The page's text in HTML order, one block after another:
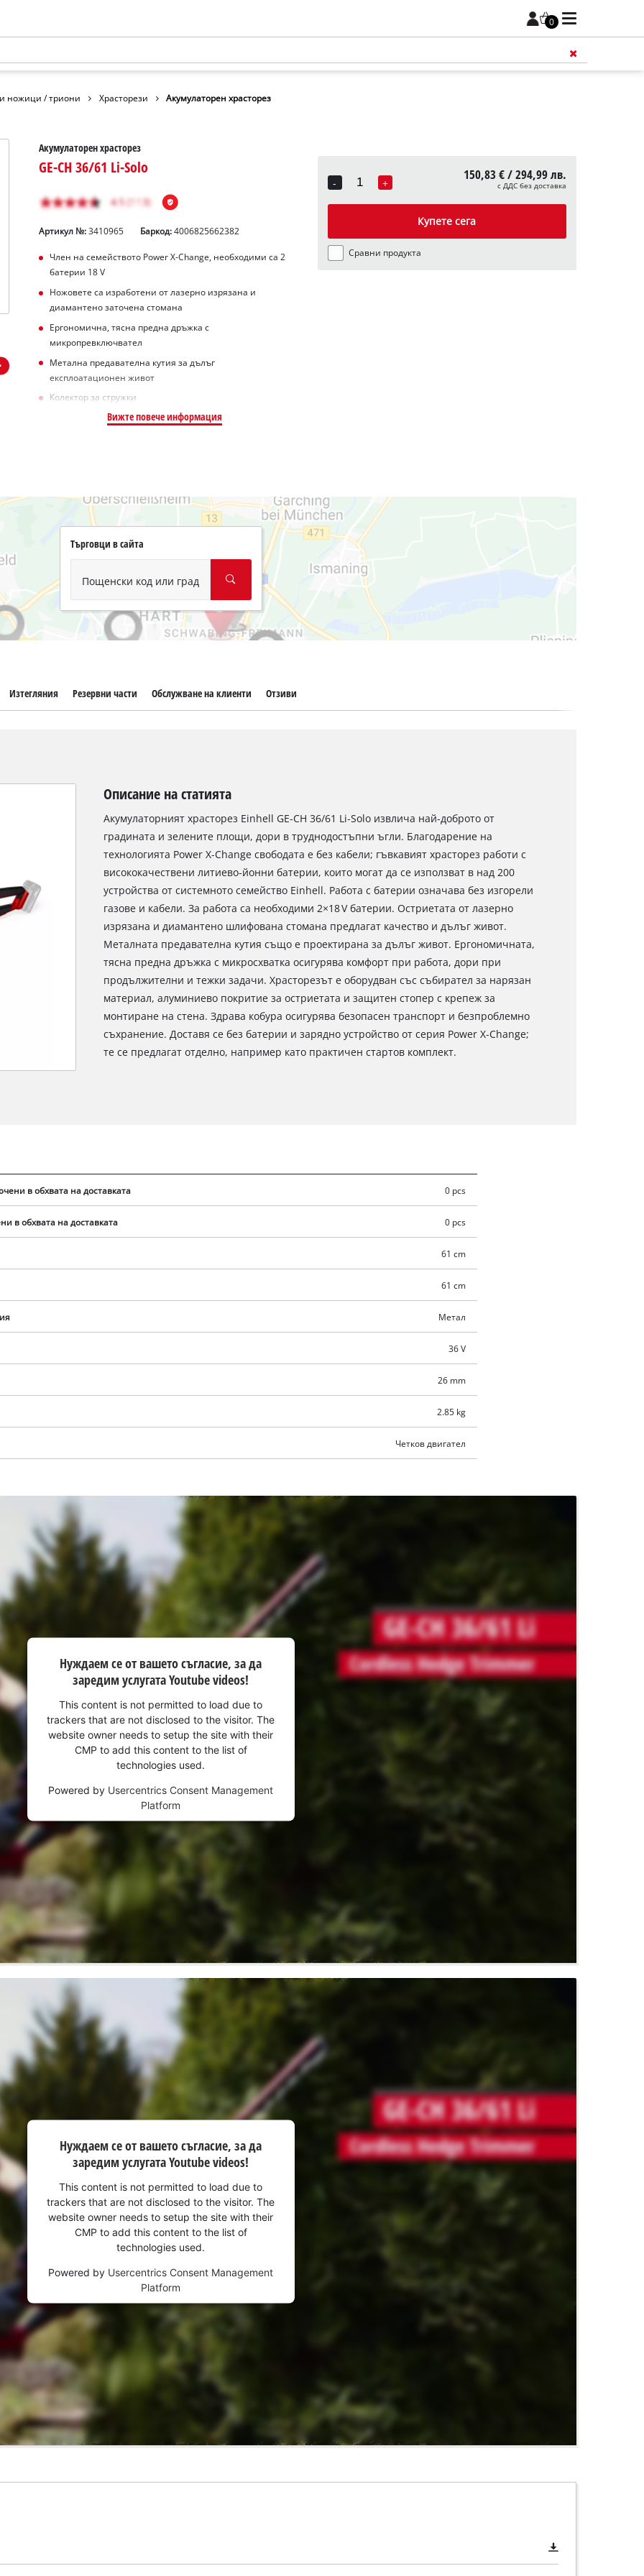
0
ножици / триони Храсторези Акумулаторен храсторез
Акумулаторен храсторез
GE-CH 36/61 Li-Solo
Артикул №:3410965 Баркод:4006825662382
Член на семейството Power X-Change, необходими са 2
батерии 18 V
Ножовете са изработени от лазерно изрязана и
диамантено заточена стомана
Ергономична, тясна предна дръжка с
микропревключвател
Метална предавателна кутия за дълъг
експлоатационен живот
Колектор за стружки
Вижте повече информация
-
Quantity
+ 150,83 € / 294,99 лв.
с ДДС без доставка
Купете сега
Сравни продукта
Търговци в сайта
Пощенски код или град
Нуждаем се от вашето съгласие, за да
заредим услугата Google Maps!
This content is not permitted to load due
to trackers that are not disclosed to the
visitor. The website owner needs to setup
the site with their CMP to add this content
Powered byUsercentrics Consent
Management Platform
Изтегляния Резервни части Обслужване на клиенти Отзиви
Описание на статията
Акумулаторният храсторез Einhell GE‑CH 36/61 Li‑Solo извлича най‑доброто от
градината и зелените площи, дори в труднодостъпни ъгли. Благодарение на
технологията Power X‑Change свободата е без кабели; гъвкавият храсторез работи с
висококачествени литиево‑йонни батерии, които могат да се използват в над 200
устройства от системното семейство Einhell. Работа с батерии означава без изгорели
газове и кабели. За работа са необходими 2×18 V батерии. Остриетата от лазерно
изрязана и диамантено шлифована стомана предлагат качество и дълъг живот.
Металната предавателна кутия също е проектирана за дълъг живот. Ергономичната,
тясна предна дръжка с микросхватка осигурява комфорт при работа, дори при
продължителни и тежки задачи. Храсторезът е оборудван със събирател за нарязан
материал, алуминиево покритие за остриетата и защитен стопер с крепеж за
монтиране на стена. Здрава кобура осигурява безопасен транспорт и безпроблемно
съхранение. Доставя се без батерии и зарядно устройство от серия Power X‑Change;
те се предлагат отделно, например като практичен стартов комплект.
в обхвата на доставката 0 pcs
в обхвата на доставката 0 pcs
61 cm
61 cm
Метал
36 V
26 mm
2.85 kg
Четков двигател
Нуждаем се от вашето съгласие, за да
заредим услугата Youtube videos!
This content is not permitted to load due to
trackers that are not disclosed to the visitor. The
website owner needs to setup the site with their
CMP to add this content to the list of
technologies used.
Powered by Usercentrics Consent Management
Platform
Нуждаем се от вашето съгласие, за да
заредим услугата Youtube videos!
This content is not permitted to load due to
trackers that are not disclosed to the visitor. The
website owner needs to setup the site with their
CMP to add this content to the list of
technologies used.
Powered by Usercentrics Consent Management
Platform